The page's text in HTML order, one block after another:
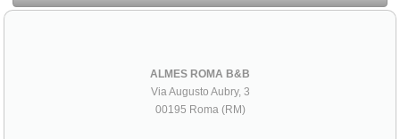
ALMES ROMA B&B
Via Augusto Aubry, 3
00195 Roma (RM)